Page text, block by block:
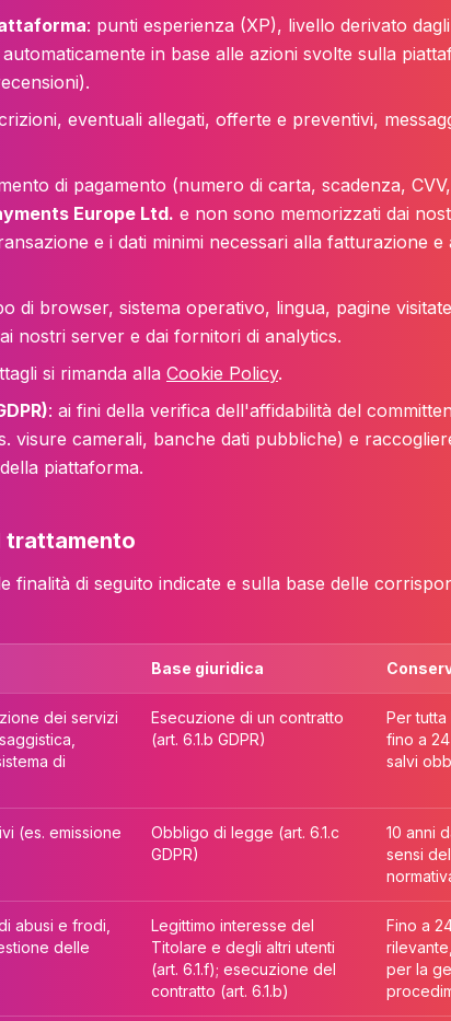
: punti esperienza (XP), livello derivato
in base alle azioni svolte sulla
eventuali allegati, offerte e preventivi,
di pagamento (numero di carta, scadenza,
Europe Ltd. e non sono memorizzati dai
e i dati minimi necessari alla fatturazione
di browser, sistema operativo, lingua, pagine
nostri server e dai fornitori di analytics.
si rimanda alla Cookie Policy.
: ai fini della verifica dell'affidabilità del
visure camerali, banche dati pubbliche) e
piattaforma.
trattamento
finalità di seguito indicate e sulla base delle
Base giuridica
dei servizi
di
Esecuzione di un contratto
(art. 6.1.b GDPR)
Per
fino a 24
salvi
(es. emissione
Obbligo di legge (art. 6.1.c
GDPR)
10 anni
sensi
abusi e frodi,
delle
Legittimo interesse del
Titolare e degli altri utenti
(art. 6.1.f); esecuzione del
contratto (art. 6.1.b)
Fino a
per la